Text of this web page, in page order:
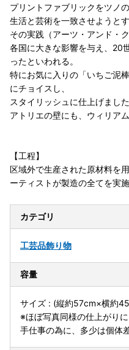
プリントファブリックをツノの
生活と芸術を一致させようと
その実践（アーツ・アンド・
各国に大きな影響を与え、20
ったといわれる。
特にお気に入りの「いちご泥
にチョイスし、
スタイリッシュに仕上げました
アトリエの壁にも、ウィリア
【工程】
区域外で生産された原材料を
ーティストが製造の全てを実施
カテゴリ
工芸品飾り物
容量
サイズ : (縦約57cm×横約
※ほぼ写真同様の仕上がりに
手仕事の為に、多少は個体